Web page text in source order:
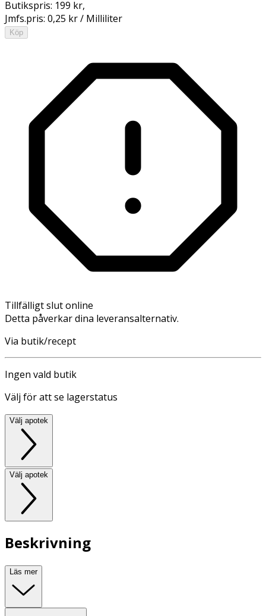
Butikspris: 199 kr,
Jmfs.pris: 0,25 kr / Milliliter
Köp
Tillfälligt slut online
Detta påverkar dina leveransalternativ.
Via butik/recept
Ingen vald butik
Välj för att se lagerstatus
Välj apotek
Välj apotek
Beskrivning
Läs mer